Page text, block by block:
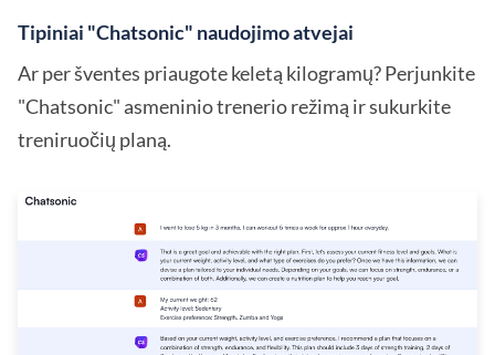
Tipiniai "Chatsonic" naudojimo atvejai
Ar per šventes priaugote keletą kilogramų? Perjunkite
"Chatsonic" asmeninio trenerio režimą ir sukurkite
treniruočių planą.